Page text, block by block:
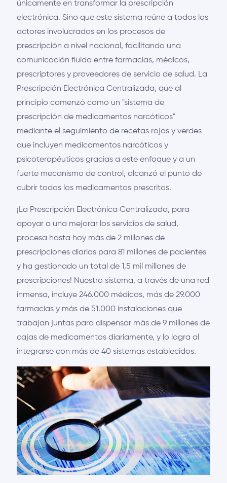
únicamente en transformar la prescripción
electrónica. Sino que este sistema reúne a todos los
actores involucrados en los procesos de
prescripción a nivel nacional, facilitando una
comunicación fluida entre farmacias, médicos,
prescriptores y proveedores de servicio de salud. La
Prescripción Electrónica Centralizada, que al
principio comenzó como un "sistema de
prescripción de medicamentos narcóticos"
mediante el seguimiento de recetas rojas y verdes
que incluyen medicamentos narcóticos y
psicoterapéuticos gracias a este enfoque y a un
fuerte mecanismo de control, alcanzó el punto de
cubrir todos los medicamentos prescritos.
¡La Prescripción Electrónica Centralizada, para
apoyar a una mejorar los servicios de salud,
procesa hasta hoy más de 2 millones de
prescripciones diarias para 81 millones de pacientes
y ha gestionado un total de 1,5 mil millones de
prescripciones! Nuestro sistema, a través de una red
inmensa, incluye 246.000 médicos, más de 29.000
farmacias y más de 51.000 instalaciones que
trabajan juntas para dispensar más de 9 millones de
cajas de medicamentos diariamente, y lo logra al
integrarse con más de 40 sistemas establecidos.